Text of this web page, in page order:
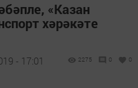
«Казан
хәрәкәте
- 17:01 2275 0 0